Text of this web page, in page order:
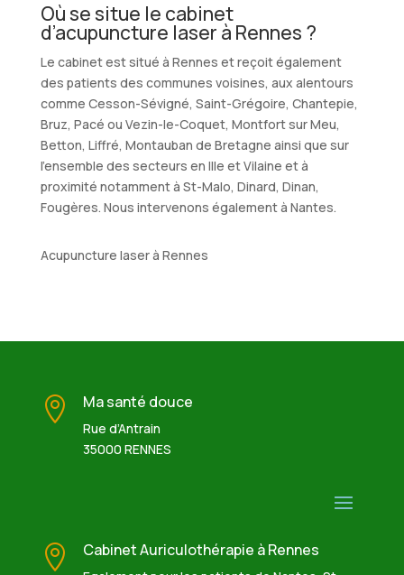
Où se situe le cabinet
d’acupuncture laser à Rennes ?
Le cabinet est situé à Rennes et reçoit également
des patients des communes voisines, aux alentours
comme Cesson-Sévigné, Saint-Grégoire, Chantepie,
Bruz, Pacé ou Vezin-le-Coquet, Montfort sur Meu,
Betton, Liffré, Montauban de Bretagne ainsi que sur
l’ensemble des secteurs en Ille et Vilaine et à
proximité notamment à St-Malo, Dinard, Dinan,
Fougères. Nous intervenons également à Nantes.
Acupuncture laser à Rennes
 Ma santé douce
Rue d’Antrain
35000 RENNES
 Cabinet Auriculothérapie à Rennes